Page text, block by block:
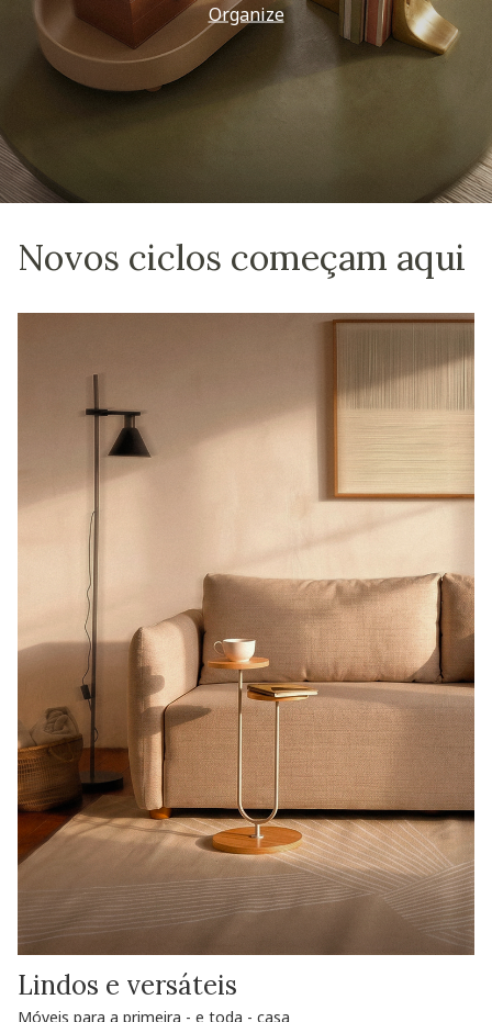
Organize
Novos ciclos começam aqui
Lindos e versáteis
Móveis para a primeira - e toda - casa